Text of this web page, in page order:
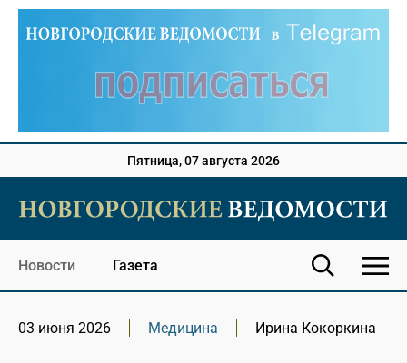
Пятница, 07 августа 2026
Новости Газета
03 июня 2026 Медицина Ирина Кокоркина